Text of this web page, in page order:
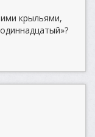
крыльями,